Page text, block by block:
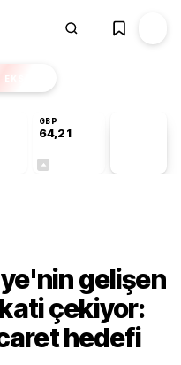
EKSTRA
GBP
64,21
gelişen
çekiyor:
hedefi